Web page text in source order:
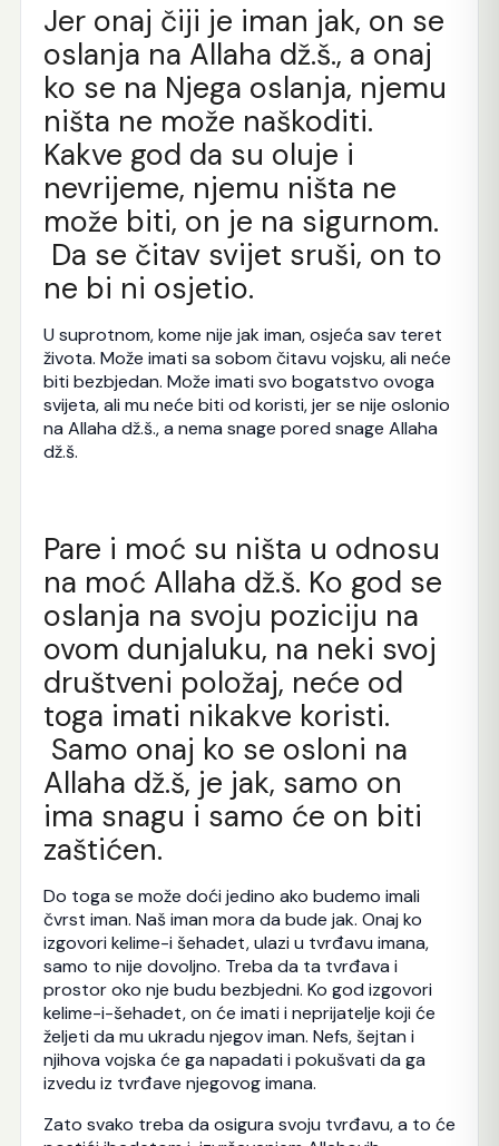
Jer onaj čiji je iman jak, on se
oslanja na Allaha dž.š., a onaj
ko se na Njega oslanja, njemu
ništa ne može naškoditi.
Kakve god da su oluje i
nevrijeme, njemu ništa ne
može biti, on je na sigurnom.
Da se čitav svijet sruši, on to
ne bi ni osjetio.
U suprotnom, kome nije jak iman, osjeća sav teret
života. Može imati sa sobom čitavu vojsku, ali neće
biti bezbjedan. Može imati svo bogatstvo ovoga
svijeta, ali mu neće biti od koristi, jer se nije oslonio
na Allaha dž.š., a nema snage pored snage Allaha
dž.š.
Pare i moć su ništa u odnosu
na moć Allaha dž.š. Ko god se
oslanja na svoju poziciju na
ovom dunjaluku, na neki svoj
društveni položaj, neće od
toga imati nikakve koristi.
Samo onaj ko se osloni na
Allaha dž.š, je jak, samo on
ima snagu i samo će on biti
zaštićen.
Do toga se može doći jedino ako budemo imali
čvrst iman. Naš iman mora da bude jak. Onaj ko
izgovori kelime-i šehadet, ulazi u tvrđavu imana,
samo to nije dovoljno. Treba da ta tvrđava i
prostor oko nje budu bezbjedni. Ko god izgovori
kelime-i-šehadet, on će imati i neprijatelje koji će
željeti da mu ukradu njegov iman. Nefs, šejtan i
njihova vojska će ga napadati i pokušvati da ga
izvedu iz tvrđave njegovog imana.
Zato svako treba da osigura svoju tvrđavu, a to će